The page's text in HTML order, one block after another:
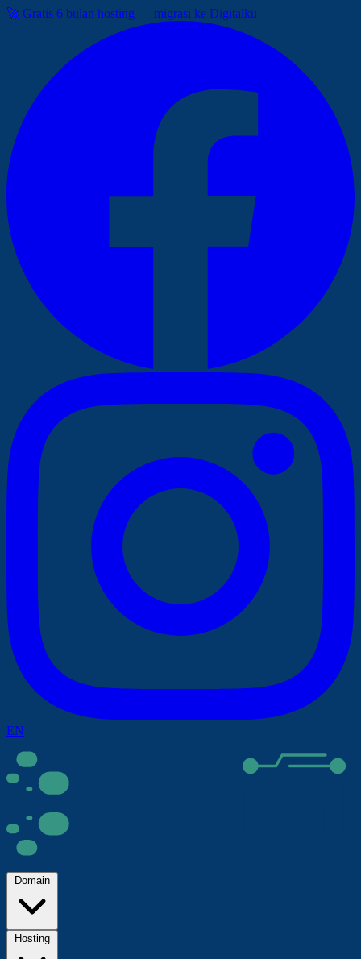
🚀 Gratis 6 bulan hosting — migrasi ke Digitalku
EN
Domain
Hosting